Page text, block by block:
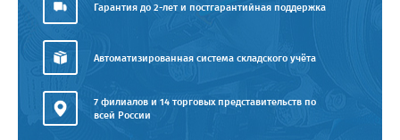
Гарантия до 2-лет и постгарантийная поддержка
Автоматизированная система складского учёта
7 филиалов и 14 торговых представительств по
всей России